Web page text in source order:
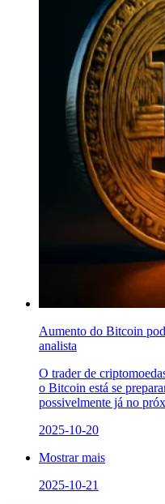
Aumento do Bitcoin
analista
O trader de
o Bitcoin está se
possivelmente já no
2025-10-20
Mostrar mais
2025-10-21